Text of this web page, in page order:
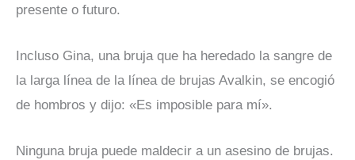
presente o futuro.
Incluso Gina, una bruja que ha heredado la sangre de
la larga línea de la línea de brujas Avalkin, se encogió
de hombros y dijo: «Es imposible para mí».
Ninguna bruja puede maldecir a un asesino de brujas.